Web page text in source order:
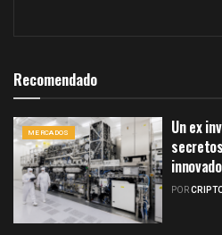
Recomendado
MERCADOS
Un ex
POR